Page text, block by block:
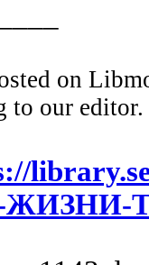
on
to our editor.